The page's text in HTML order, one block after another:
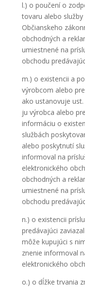
l.) o poučení o
tovaru alebo
Občianskeho
obchodných a
umiestnené na
obchodu
m.) o existencii a
výrobcom alebo
ako ustanovuje
ju výrobca alebo
informáciu o
službách
alebo poskytnutí
informoval na
elektronického
obchodných a
umiestnené na
obchodu
n.) o existencii
predávajúci
môže kupujúci s
znenie informoval
elektronického
o.) o dĺžke trvania